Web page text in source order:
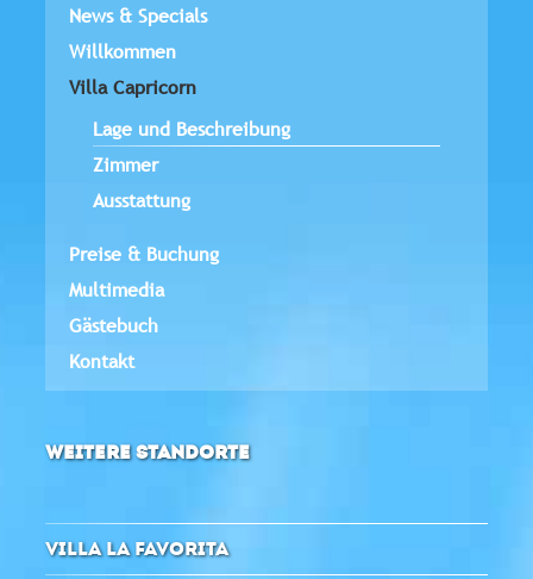
News & Specials
Willkommen
Villa Capricorn
Lage und Beschreibung
Zimmer
Ausstattung
Preise & Buchung
Multimedia
Gästebuch
Kontakt
WEITERE STANDORTE
VILLA LA FAVORITA